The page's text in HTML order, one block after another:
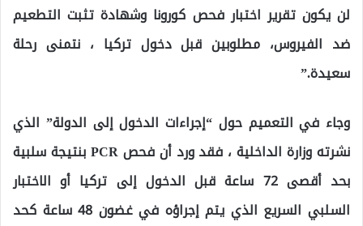
لن يكون تقرير اختبار فحص كورونا وشهادة تثبت التطعيم
ضد الفيروس، مطلوبين قبل دخول تركيا ، نتمنى رحلة
سعيدة.”
وجاء في التعميم حول “إجراءات الدخول إلى الدولة” الذي
نشرته وزارة الداخلية ، فقد ورد أن فحص PCR بنتيجة سلبية
بحد أقصى 72 ساعة قبل الدخول إلى تركيا أو الاختبار
السلبي السريع الذي يتم إجراؤه في غضون 48 ساعة كحد